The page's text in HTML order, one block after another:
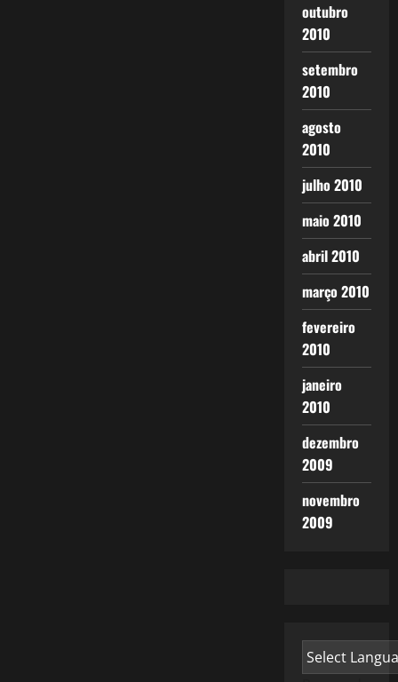
outubro
2010
setembro
2010
agosto
2010
julho 2010
maio 2010
abril 2010
março 2010
fevereiro
2010
janeiro
2010
dezembro
2009
novembro
2009